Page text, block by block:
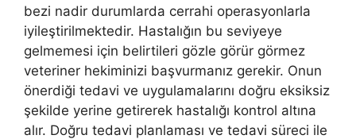
bezi nadir durumlarda cerrahi operasyonlarla
iyileştirilmektedir. Hastalığın bu seviyeye
gelmemesi için belirtileri gözle görür görmez
veteriner hekiminizi başvurmanız gerekir. Onun
önerdiği tedavi ve uygulamalarını doğru eksiksiz
şekilde yerine getirerek hastalığı kontrol altına
alır. Doğru tedavi planlaması ve tedavi süreci ile